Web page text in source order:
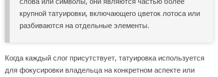
крупной татуировки, включающего цветок лотоса или
разбиваются на отдельные элементы.
Когда каждый слог присутствует, татуировка используется
для фокусировки владельца на конкретном аспекте или